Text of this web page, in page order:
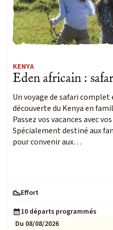
KENYA
Eden africain :
Un voyage de safari
découverte du Kenya en
Passez vos vacances avec
Spécialement destiné aux
pour convenir aux…
Effort
Niveau : 1
10 départs programmés
Du 08/08/2026